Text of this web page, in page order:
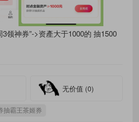
领神券”->资產大于1000的 抽1500
无价值 (0)
抽霸王茶姬券